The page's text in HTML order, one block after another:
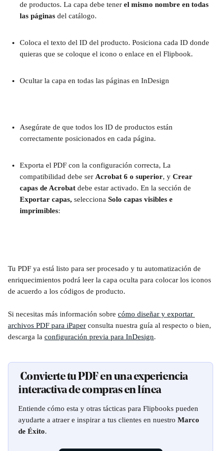
de productos. La capa debe tener el mismo nombre en todas
las páginas del catálogo.
Coloca el texto del ID del producto. Posiciona cada ID donde
quieras que se coloque el icono o enlace en el Flipbook.
Ocultar la capa en todas las páginas en InDesign
Asegúrate de que todos los ID de productos están
correctamente posicionados en cada página.
Exporta el PDF con la configuración correcta, La
compatibilidad debe ser Acrobat 6 o superior, y Crear
capas de Acrobat debe estar activado. En la sección de
Exportar capas, selecciona Solo capas visibles e
imprimibles:
Tu PDF ya está listo para ser procesado y tu automatización de
enriquecimientos podrá leer la capa oculta para colocar los iconos
de acuerdo a los códigos de producto.
Si necesitas más información sobre cómo diseñar y exportar
archivos PDF para iPaper consulta nuestra guía al respecto o bien,
descarga la configuración previa para InDesign.
Convierte tu PDF en una experiencia
interactiva de compras en línea
Entiende cómo esta y otras tácticas para Flipbooks pueden
ayudarte a atraer e inspirar a tus clientes en nuestro Marco
de Éxito.